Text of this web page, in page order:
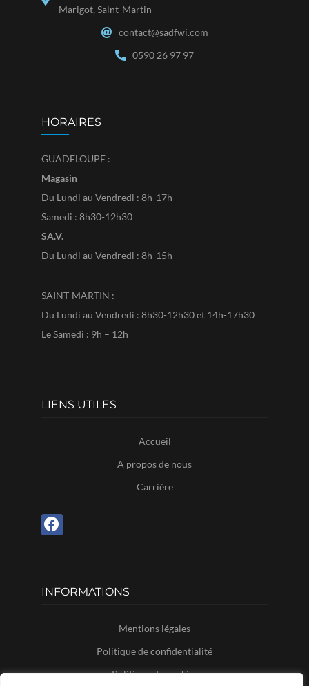
Marigot, Saint-Martin
contact@sadfwi.com
0590 26 97 97
HORAIRES
GUADELOUPE :
Magasin
Du Lundi au Vendredi : 8h-17h
Samedi : 8h30-12h30
SA.V.
Du Lundi au Vendredi : 8h-15h
SAINT-MARTIN :
Du Lundi au Vendredi : 8h30-12h30 et 14h-17h30
Le Samedi : 9h – 12h
LIENS UTILES
Accueil
A propos de nous
Carrière
INFORMATIONS
Mentions légales
Politique de confidentialité
Politique de cookies